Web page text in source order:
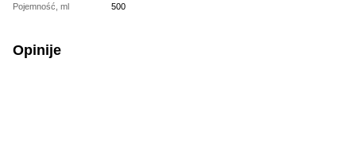
Pojemność, ml
500
Opinije